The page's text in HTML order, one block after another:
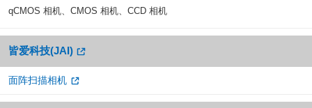
qCMOS 相机、CMOS 相机、CCD 相机
皆爱科技(JAI)
面阵扫描相机